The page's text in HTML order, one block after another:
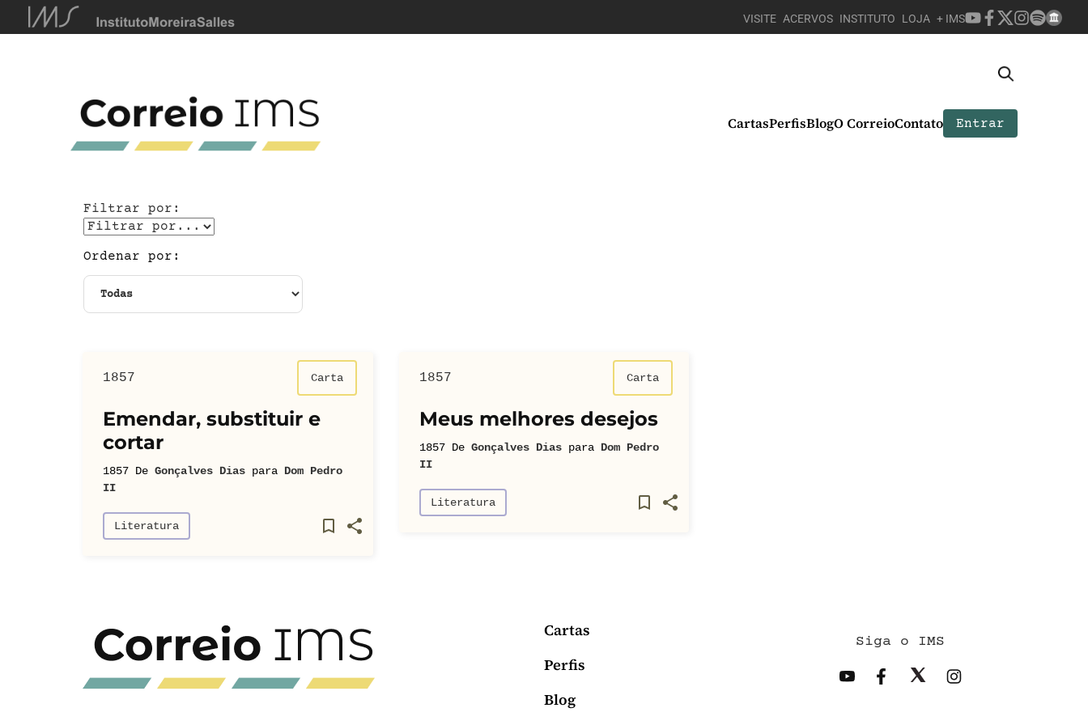
VISITE ACERVOS INSTITUTO LOJA + IMS
CartasPerfisBlogO CorreioContato Entrar
Filtrar por:
Ordenar por:
1857 Carta
Emendar, substituir e
cortar
1857 De Gonçalves Dias para Dom Pedro
II
Literatura
1857 Carta
Meus melhores desejos
1857 De Gonçalves Dias para Dom Pedro
II
Literatura
Cartas
Perfis
Blog
Siga o IMS